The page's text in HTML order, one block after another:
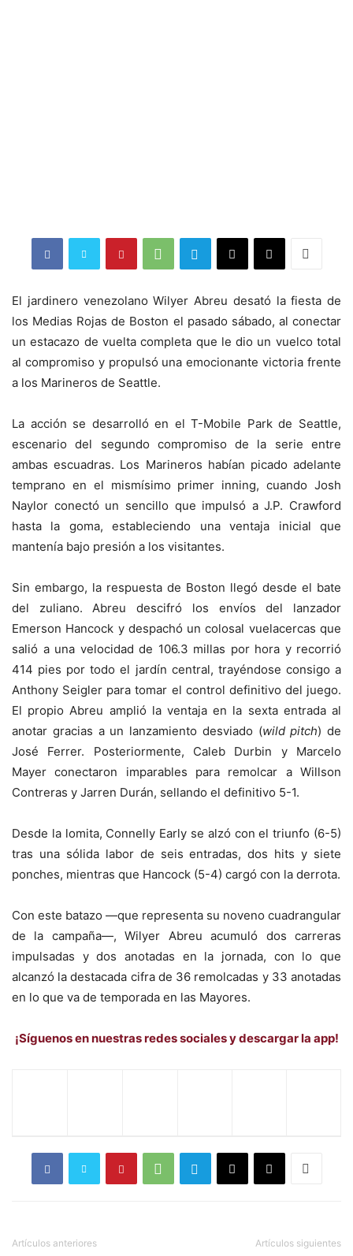
El jardinero venezolano Wilyer Abreu desató la fiesta de
los Medias Rojas de Boston el pasado sábado, al conectar
un estacazo de vuelta completa que le dio un vuelco total
al compromiso y propulsó una emocionante victoria frente
a los Marineros de Seattle.
​La acción se desarrolló en el T-Mobile Park de Seattle,
escenario del segundo compromiso de la serie entre
ambas escuadras. Los Marineros habían picado adelante
temprano en el mismísimo primer inning, cuando Josh
Naylor conectó un sencillo que impulsó a J.P. Crawford
hasta la goma, estableciendo una ventaja inicial que
mantenía bajo presión a los visitantes.
​Sin embargo, la respuesta de Boston llegó desde el bate
del zuliano. Abreu descifró los envíos del lanzador
Emerson Hancock y despachó un colosal vuelacercas que
salió a una velocidad de 106.3 millas por hora y recorrió
414 pies por todo el jardín central, trayéndose consigo a
Anthony Seigler para tomar el control definitivo del juego.
El propio Abreu amplió la ventaja en la sexta entrada al
anotar gracias a un lanzamiento desviado (wild pitch) de
José Ferrer. Posteriormente, Caleb Durbin y Marcelo
Mayer conectaron imparables para remolcar a Willson
Contreras y Jarren Durán, sellando el definitivo 5-1.
​Desde la lomita, Connelly Early se alzó con el triunfo (6-5)
tras una sólida labor de seis entradas, dos hits y siete
ponches, mientras que Hancock (5-4) cargó con la derrota.
​Con este batazo —que representa su noveno cuadrangular
de la campaña—, Wilyer Abreu acumuló dos carreras
impulsadas y dos anotadas en la jornada, con lo que
alcanzó la destacada cifra de 36 remolcadas y 33 anotadas
en lo que va de temporada en las Mayores.
¡Síguenos en nuestras redes sociales y descargar la app!
Artículos anteriores Artículos siguientes